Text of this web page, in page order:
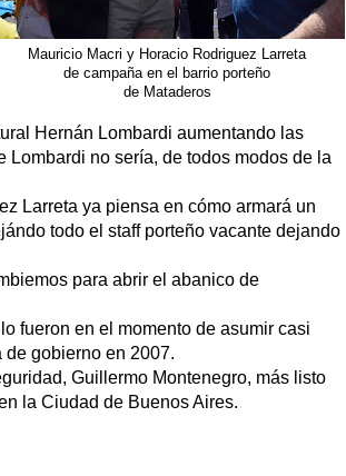
Mauricio Macri y Horacio Rodriguez Larreta
de campaña en el barrio porteño
de Mataderos
Hernán Lombardi aumentando las
no sería, de todos modos de la
Larreta ya piensa en cómo armará un
todo el staff porteño vacante dejando
para abrir el abanico de
fueron en el momento de asumir casi
gobierno en 2007.
Guillermo Montenegro, más listo
la Ciudad de Buenos Aires.